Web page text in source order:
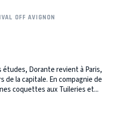
OFF AVIGNON
études, Dorante revient à Paris,
de la capitale. En compagnie de
coquettes aux Tuileries et...